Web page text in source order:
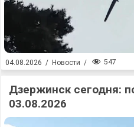
04.08.2026 / Новости / 547
Дзержинск сегодня:
03.08.2026